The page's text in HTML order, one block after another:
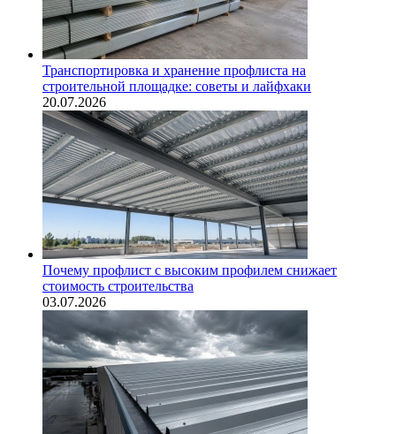
Транспортировка и хранение профлиста на
строительной площадке: советы и лайфхаки
20.07.2026
Почему профлист с высоким профилем снижает
стоимость строительства
03.07.2026